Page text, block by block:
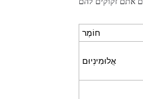
חוֹמֶר
אֲלוּמִינְיוּם